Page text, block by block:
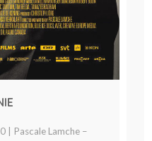
| Pascale Lamche –